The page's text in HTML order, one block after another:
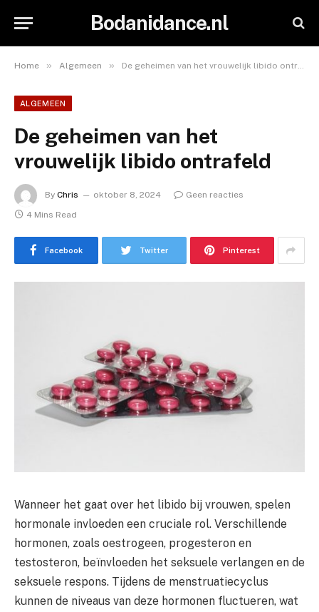
Bodanidance.nl
Home » Algemeen » De geheimen van het vrouwelijk libido ontrafeld
ALGEMEEN
De geheimen van het
vrouwelijk libido ontrafeld
By Chris oktober 8, 2024
Geen reacties
4 Mins Read
Facebook Twitter Pinterest
Wanneer het gaat over het libido bij vrouwen, spelen
hormonale invloeden een cruciale rol. Verschillende
hormonen, zoals oestrogeen, progesteron en
testosteron, beïnvloeden het seksuele verlangen en de
seksuele respons. Tijdens de menstruatiecyclus
kunnen de niveaus van deze hormonen fluctueren, wat